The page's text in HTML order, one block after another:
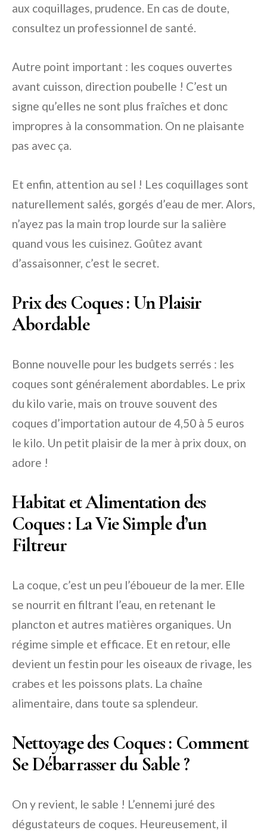
aux coquillages, prudence. En cas de doute,
consultez un professionnel de santé.
Autre point important : les coques ouvertes
avant cuisson, direction poubelle ! C’est un
signe qu’elles ne sont plus fraîches et donc
impropres à la consommation. On ne plaisante
pas avec ça.
Et enfin, attention au sel ! Les coquillages sont
naturellement salés, gorgés d’eau de mer. Alors,
n’ayez pas la main trop lourde sur la salière
quand vous les cuisinez. Goûtez avant
d’assaisonner, c’est le secret.
Prix des Coques : Un Plaisir
Abordable
Bonne nouvelle pour les budgets serrés : les
coques sont généralement abordables. Le prix
du kilo varie, mais on trouve souvent des
coques d’importation autour de 4,50 à 5 euros
le kilo. Un petit plaisir de la mer à prix doux, on
adore !
Habitat et Alimentation des
Coques : La Vie Simple d’un
Filtreur
La coque, c’est un peu l’éboueur de la mer. Elle
se nourrit en filtrant l’eau, en retenant le
plancton et autres matières organiques. Un
régime simple et efficace. Et en retour, elle
devient un festin pour les oiseaux de rivage, les
crabes et les poissons plats. La chaîne
alimentaire, dans toute sa splendeur.
Nettoyage des Coques : Comment
Se Débarrasser du Sable ?
On y revient, le sable ! L’ennemi juré des
dégustateurs de coques. Heureusement, il